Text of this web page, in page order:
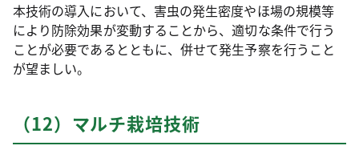
本技術の導入において、害虫の発生密度やほ場の規模等
により防除効果が変動することから、適切な条件で行う
ことが必要であるとともに、併せて発生予察を行うこと
が望ましい。
（12）マルチ栽培技術